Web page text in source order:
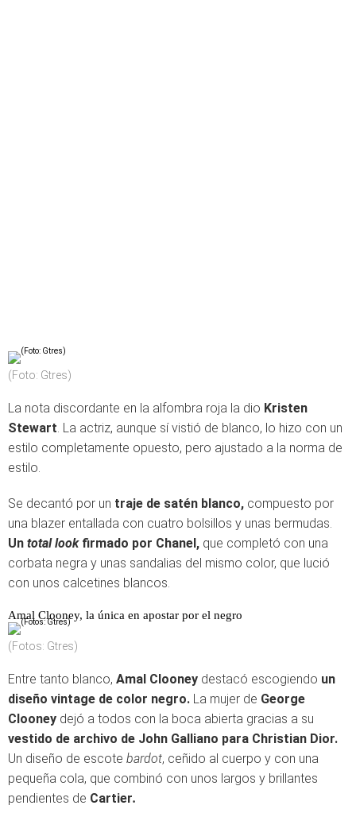
(Foto: Gtres)
La nota discordante en la alfombra roja la dio Kristen
Stewart. La actriz, aunque sí vistió de blanco, lo hizo con un
estilo completamente opuesto, pero ajustado a la norma de
estilo.
Se decantó por un traje de satén blanco, compuesto por
una blazer entallada con cuatro bolsillos y unas bermudas.
Un total lookfirmado por Chanel, que completó con una
corbata negra y unas sandalias del mismo color, que lució
con unos calcetines blancos.
Amal Clooney, la única en apostar por el negro
(Fotos: Gtres)
Entre tanto blanco, Amal Clooney destacó escogiendo un
diseño vintage de color negro. La mujer de George
Clooney dejó a todos con la boca abierta gracias a su
vestido de archivo de John Galliano para Christian Dior.
Un diseño de escote bardot, ceñido al cuerpo y con una
pequeña cola, que combinó con unos largos y brillantes
pendientes de Cartier.